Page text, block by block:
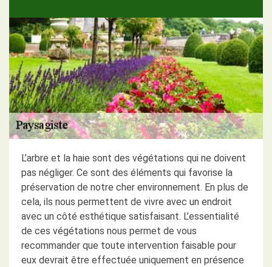
L’arbre et la haie sont des végétations qui ne doivent
pas négliger. Ce sont des éléments qui favorise la
préservation de notre cher environnement. En plus de
cela, ils nous permettent de vivre avec un endroit
avec un côté esthétique satisfaisant. L’essentialité
de ces végétations nous permet de vous
recommander que toute intervention faisable pour
eux devrait être effectuée uniquement en présence